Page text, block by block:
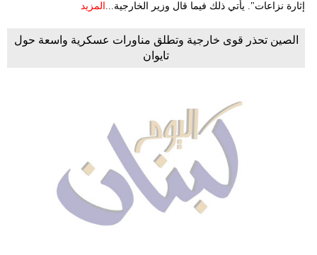
إثارة نزاعات". يأتي ذلك فيما قال وزير الخارجية... المزيد
الصين تحذر قوى خارجية وتطلق مناورات عسكرية واسعة حول
تايوان